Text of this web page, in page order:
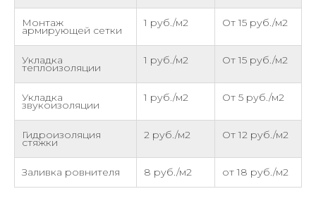
Монтаж
армирующей сетки
1 руб./м2 От 15 руб./м2
Укладка
теплоизоляции
1 руб./м2 От 15 руб./м2
Укладка
звукоизоляции
1 руб./м2 От 5 руб./м2
Гидроизоляция
стяжки
2 руб./м2 От 12 руб./м2
Заливка ровнителя 8 руб./м2 от 18 руб./м2